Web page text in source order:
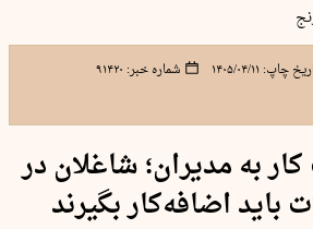
چاپ: ۱۴۰۵/۰۴/۱۱ شماره خبر: ۹۱۴۲۰
به مدیران؛ شاغلان در
باید اضافه‌کار بگیرند